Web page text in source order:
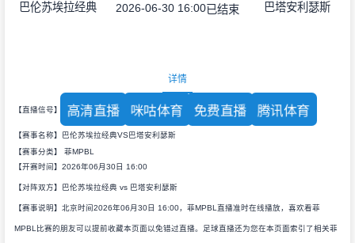
巴伦苏埃拉经典 2026-06-30 16:00已结束 巴塔安利瑟斯
详情
【直播信号】 高清直播 咪咕体育 免费直播 腾讯体育
【赛事名称】巴伦苏埃拉经典VS巴塔安利瑟斯
【赛事分类】 菲MPBL
【开赛时间】2026年06月30日 16:00
【对阵双方】巴伦苏埃拉经典 vs 巴塔安利瑟斯
【赛事说明】北京时间2026年06月30日 16:00，菲MPBL直播准时在线播放，喜欢看菲
MPBL比赛的朋友可以提前收藏本页面以免错过直播。足球直播还为您在本页面索引了相关菲